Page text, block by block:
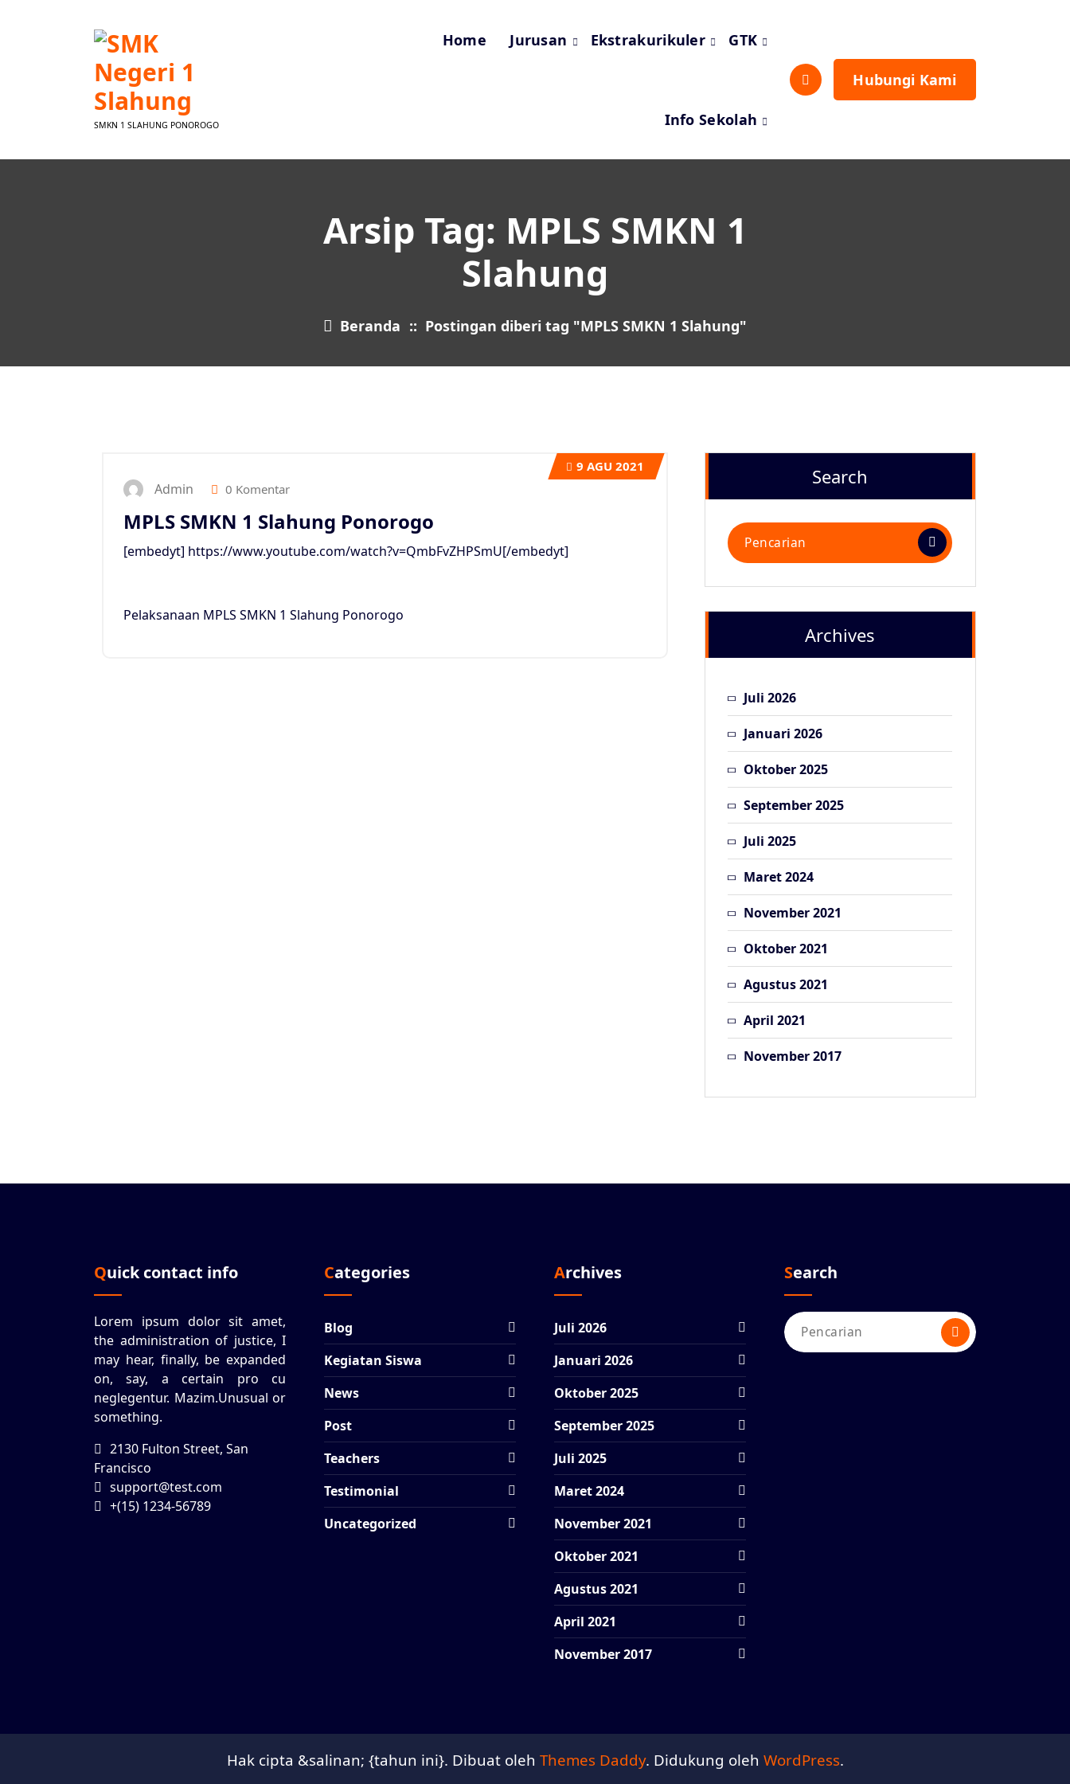
SMKN 1 SLAHUNG PONOROGO
Home Jurusan Ekstrakurikuler GTK
Info Sekolah
Hubungi Kami
Arsip Tag: MPLS SMKN 1
Slahung
Beranda :: Postingan diberi tag "MPLS SMKN 1 Slahung"
9 AGU 2021
Admin 0 Komentar
MPLS SMKN 1 Slahung Ponorogo
[embedyt] https://www.youtube.com/watch?v=QmbFvZHPSmU[/embedyt]
Pelaksanaan MPLS SMKN 1 Slahung Ponorogo
Search
Pencarian
untuk:
Archives
Juli 2026
Januari 2026
Oktober 2025
September 2025
Juli 2025
Maret 2024
November 2021
Oktober 2021
Agustus 2021
April 2021
November 2017
Quick contact info
Lorem ipsum dolor sit amet,
the administration of justice, I
may hear, finally, be expanded
on, say, a certain pro cu
neglegentur. Mazim.Unusual or
something.
2130 Fulton Street, San
Francisco
support@test.com
+(15) 1234-56789
Categories
Blog
Kegiatan Siswa
News
Post
Teachers
Testimonial
Uncategorized
Archives
Juli 2026
Januari 2026
Oktober 2025
September 2025
Juli 2025
Maret 2024
November 2021
Oktober 2021
Agustus 2021
April 2021
November 2017
Search
Pencarian
untuk:
Hak cipta &salinan; {tahun ini}. Dibuat oleh Themes Daddy. Didukung oleh WordPress.